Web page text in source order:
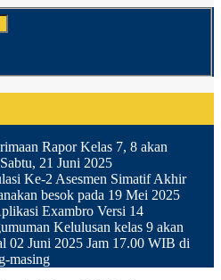
Rapor Kelas 7, 8 akan
21 Juni 2025
Ke-2 Asesmen Simatif Akhir
besok pada 19 Mei 2025
Exambro Versi 14
Kelulusan kelas 9 akan
02 Juni 2025 Jam 17.00 WIB di
masing